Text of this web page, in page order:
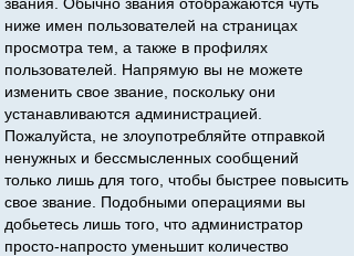
ниже имен пользователей на страницах
просмотра тем, а также в профилях
пользователей. Напрямую вы не можете
изменить свое звание, поскольку они
устанавливаются администрацией.
Пожалуйста, не злоупотребляйте отправкой
ненужных и бессмысленных сообщений
только лишь для того, чтобы быстрее повысить
свое звание. Подобными операциями вы
добьетесь лишь того, что администратор
просто-напросто уменьшит количество